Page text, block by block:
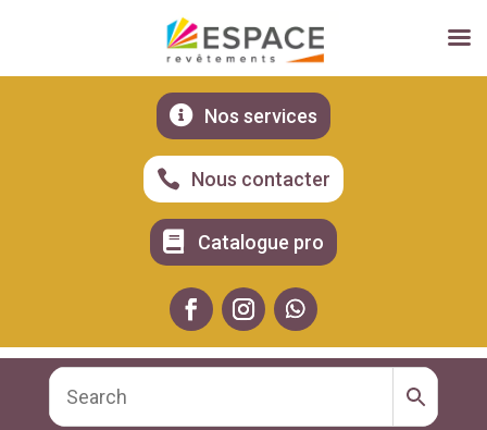
 Nos services
 Nous contacter
 Catalogue pro